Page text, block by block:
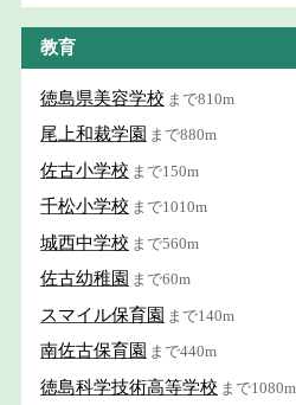
教育
徳島県美容学校 まで810m
尾上和裁学園 まで880m
佐古小学校 まで150m
千松小学校 まで1010m
城西中学校 まで560m
佐古幼稚園 まで60m
スマイル保育園 まで140m
南佐古保育園 まで440m
徳島科学技術高等学校 まで1080m